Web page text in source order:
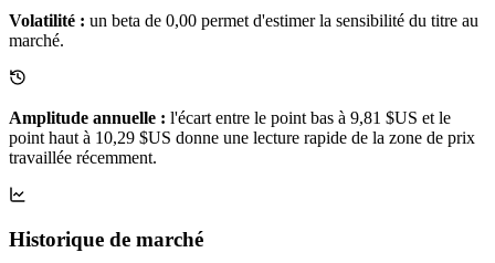
Volatilité : un beta de 0,00 permet d'estimer la sensibilité du titre au
marché.
Amplitude annuelle : l'écart entre le point bas à 9,81 $US et le
point haut à 10,29 $US donne une lecture rapide de la zone de prix
travaillée récemment.
Historique de marché